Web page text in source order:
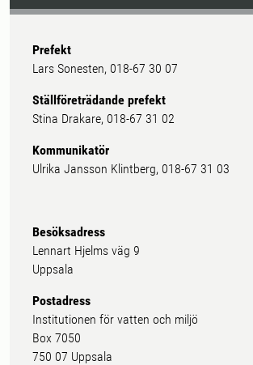
Prefekt
Lars Sonesten, 018-67 30 07
Ställföreträdande prefekt
Stina Drakare, 018-67 31 02
Kommunikatör
Ulrika Jansson Klintberg, 018-67 31 03
Besöksadress
Lennart Hjelms väg 9
Uppsala
Postadress
Institutionen för vatten och miljö
Box 7050
750 07 Uppsala